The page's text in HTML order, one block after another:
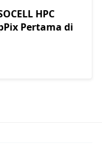
HPC
Pertama di